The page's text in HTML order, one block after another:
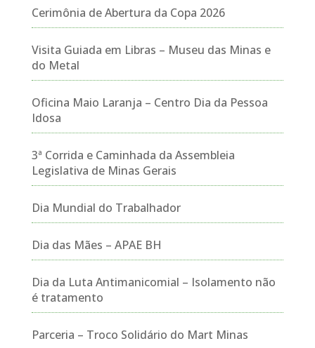
Cerimônia de Abertura da Copa 2026
Visita Guiada em Libras – Museu das Minas e
do Metal
Oficina Maio Laranja – Centro Dia da Pessoa
Idosa
3ª Corrida e Caminhada da Assembleia
Legislativa de Minas Gerais
Dia Mundial do Trabalhador
Dia das Mães – APAE BH
Dia da Luta Antimanicomial – Isolamento não
é tratamento
Parceria – Troco Solidário do Mart Minas